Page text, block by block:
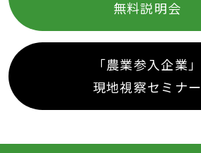
無料説明会
「農業参入企業」
現地視察セミナー